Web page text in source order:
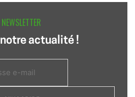
NEWSLETTER
actualité !